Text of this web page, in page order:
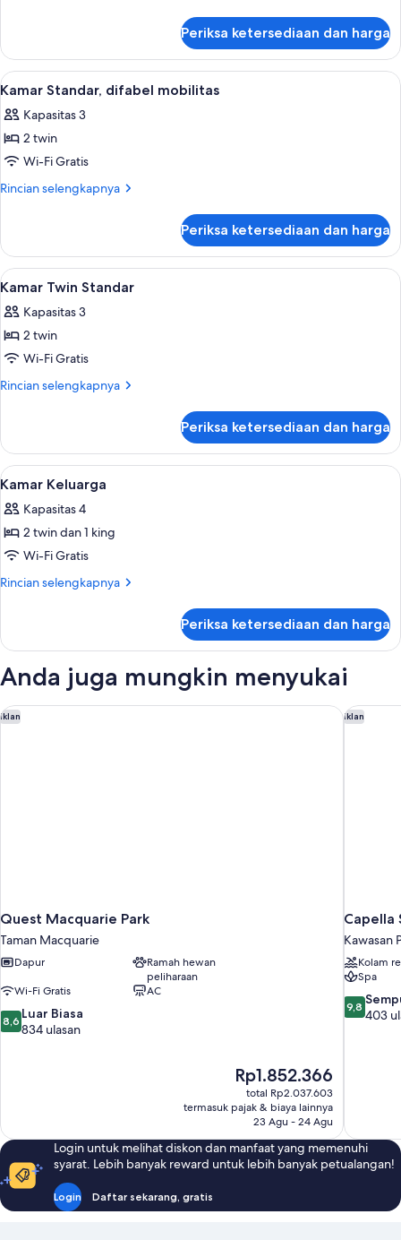
(Share)
Kamar
Quadruple,
Beberapa
Tidur
(Share)
Periksa ketersediaan dan harga
Lihat
semua
foto
untuk
Kamar
Standar,
Brankas, meja kerja, tirai kedap
6
Kamar Standar, difabel mobilitas
Kapasitas 3
2 twin
Wi-Fi Gratis
Rincian selengkapnya
Rincian
Kamar
Standar,
difabel
Periksa ketersediaan dan harga
Lihat
semua
foto
untuk
Kamar
Twin
Brankas, meja kerja, tirai kedap
7
Kamar Twin Standar
Kapasitas 3
2 twin
Wi-Fi Gratis
Rincian selengkapnya
Rincian
Kamar
Twin
Standar
Periksa ketersediaan dan harga
Lihat
semua
foto
untuk
Kamar
Keluarga
Brankas, meja kerja, tirai kedap
6
Kamar Keluarga
Kapasitas 4
2 twin dan 1 king
Wi-Fi Gratis
Rincian selengkapnya
Rincian
Kamar
Periksa ketersediaan dan harga
Anda juga mungkin menyukai
Iklan
Quest Macquarie Park
Taman Macquarie
Dapur
Ramah hewan
peliharaan
Wi-Fi Gratis
AC
8.6
dari
8,6 Luar Biasa
834 ulasan
Harga
sekarang
Rp1.852.366
Rp1.852.366
total Rp2.037.603
termasuk pajak & biaya lainnya
23 Agu - 24 Agu
Quest Macquarie Park Iklan
Capella
Kawasan
Kolam
Spa
9.8
dari
9,8
403
Capella
Login untuk melihat diskon dan manfaat yang memenuhi
syarat. Lebih banyak reward untuk lebih banyak petualangan!
Login Daftar sekarang, gratis